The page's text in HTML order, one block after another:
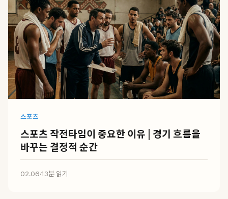
스포츠
스포츠 작전타임이 중요한 이유 | 경기 흐름을
바꾸는 결정적 순간
02.06·13분 읽기